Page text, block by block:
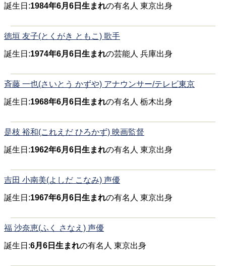
誕生日:1984年6月6日生まれの有名人 東京出身
徳垣 友子(とくがき ともこ) 歌手
誕生日:1974年6月6日生まれの芸能人 兵庫出身
斉藤 一也(さいとう かずや) アナウンサー/テレビ東京
誕生日:1968年6月6日生まれの有名人 栃木出身
是枝 裕和(これえだ ひろかず) 映画監督
誕生日:1962年6月6日生まれの有名人 東京出身
吉田 小南美(よしだ こなみ) 声優
誕生日:1967年6月6日生まれの有名人 東京出身
福 沙奈恵(ふく さなえ) 声優
誕生日:6月6日生まれの有名人 東京出身